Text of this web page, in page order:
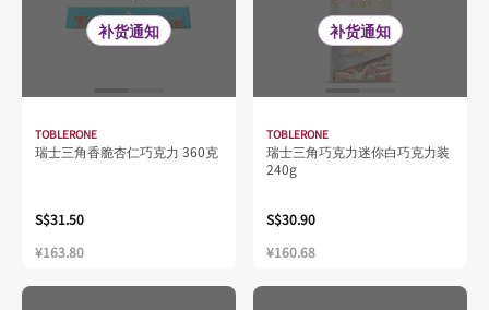
补货通知
TOBLERONE
瑞士三角香脆杏仁巧克力 360克
S$31.50
¥163.80
补货通知
TOBLERONE
瑞士三角巧克力迷你白巧克力装
240g
S$30.90
¥160.68